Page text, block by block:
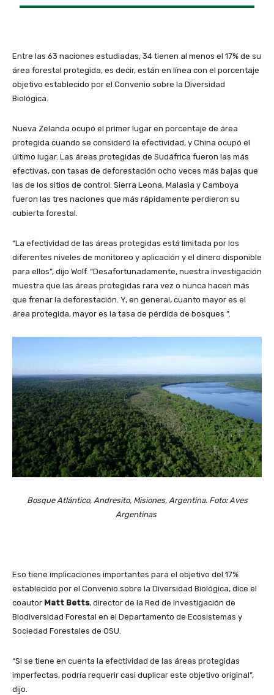
Entre las 63 naciones estudiadas, 34 tienen al menos el 17% de su
área forestal protegida, es decir, están en línea con el porcentaje
objetivo establecido por el Convenio sobre la Diversidad
Biológica.
Nueva Zelanda ocupó el primer lugar en porcentaje de área
protegida cuando se consideró la efectividad, y China ocupó el
último lugar. Las áreas protegidas de Sudáfrica fueron las más
efectivas, con tasas de deforestación ocho veces más bajas que
las de los sitios de control. Sierra Leona, Malasia y Camboya
fueron las tres naciones que más rápidamente perdieron su
cubierta forestal.
“La efectividad de las áreas protegidas está limitada por los
diferentes niveles de monitoreo y aplicación y el dinero disponible
para ellos”, dijo Wolf. “Desafortunadamente, nuestra investigación
muestra que las áreas protegidas rara vez o nunca hacen más
que frenar la deforestación. Y, en general, cuanto mayor es el
área protegida, mayor es la tasa de pérdida de bosques ”.
Bosque Atlántico, Andresito, Misiones, Argentina. Foto: Aves
Argentinas
Eso tiene implicaciones importantes para el objetivo del 17%
establecido por el Convenio sobre la Diversidad Biológica, dice el
coautor Matt Betts, director de la Red de Investigación de
Biodiversidad Forestal en el Departamento de Ecosistemas y
Sociedad Forestales de OSU.
“Si se tiene en cuenta la efectividad de las áreas protegidas
imperfectas, podría requerir casi duplicar este objetivo original”,
dijo.